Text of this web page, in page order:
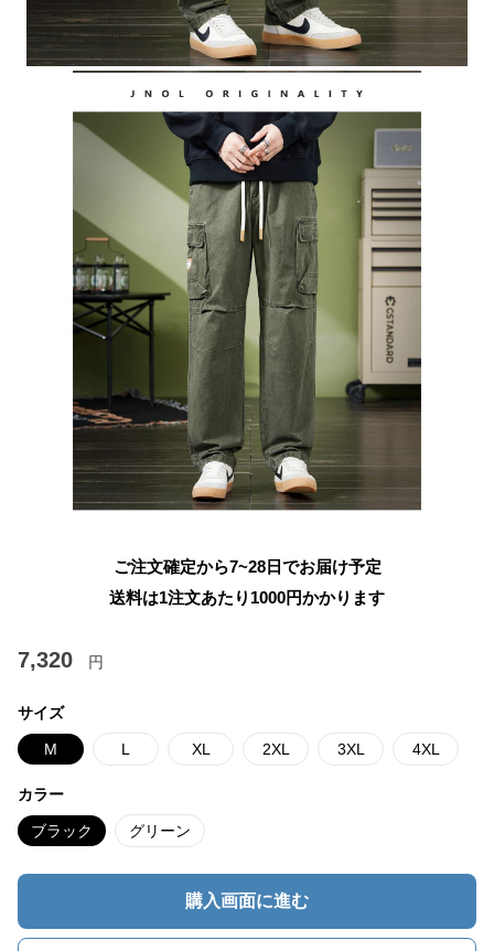
ご注文確定から7~28日でお届け予定
送料は1注文あたり 1000円かかります
7,320 円
サイズ
M L XL 2XL 3XL 4XL
カラー
ブラック グリーン
購入画面に進む